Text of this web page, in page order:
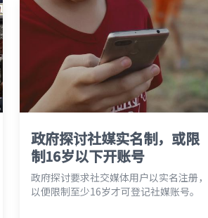
政府探讨社媒实名制，或限
制16岁以下开账号
政府探讨要求社交媒体用户以实名注册，
以便限制至少16岁才可登记社媒账号。